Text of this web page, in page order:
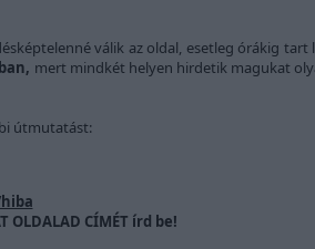
válik az oldal, esetleg órákig
mert mindkét helyen hirdetik magukat
útmutatást:
CÍMÉT írd be!